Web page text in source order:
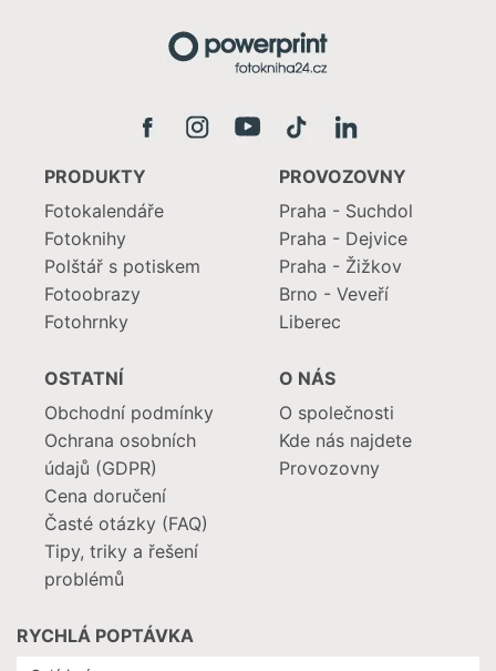
PRODUKTY
Fotokalendáře
Fotoknihy
Polštář s potiskem
Fotoobrazy
Fotohrnky
PROVOZOVNY
Praha - Suchdol
Praha - Dejvice
Praha - Žižkov
Brno - Veveří
Liberec
OSTATNÍ
Obchodní podmínky
Ochrana osobních
údajů (GDPR)
Cena doručení
Časté otázky (FAQ)
Tipy, triky a řešení
problémů
O NÁS
O společnosti
Kde nás najdete
Provozovny
RYCHLÁ POPTÁVKA